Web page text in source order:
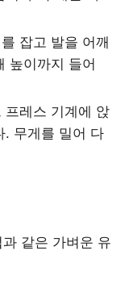
잡고 발을 어깨
높이까지 들어
프레스 기계에 앉
. 무게를 밀어 다
같은 가벼운 유